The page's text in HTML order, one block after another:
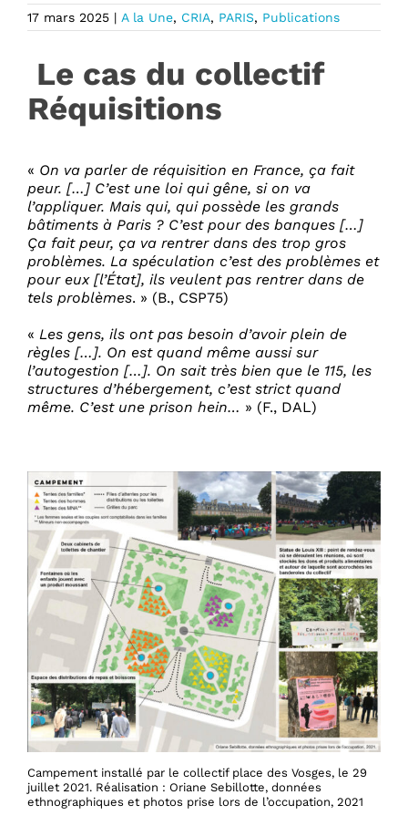
17 mars 2025 | A la Une, CRIA, PARIS, Publications
Le cas du collectif
Réquisitions
« On va parler de réquisition en France, ça fait
peur. […] C’est une loi qui gêne, si on va
l’appliquer. Mais qui, qui possède les grands
bâtiments à Paris ? C’est pour des banques […]
Ça fait peur, ça va rentrer dans des trop gros
problèmes. La spéculation c’est des problèmes et
pour eux [l’État], ils veulent pas rentrer dans de
tels problèmes. » (B., CSP75)
« Les gens, ils ont pas besoin d’avoir plein de
règles […]. On est quand même aussi sur
l’autogestion […]. On sait très bien que le 115, les
structures d’hébergement, c’est strict quand
même. C’est une prison hein… » (F., DAL)
Campement installé par le collectif place des Vosges, le 29
juillet 2021. Réalisation : Oriane Sebillotte, données
ethnographiques et photos prise lors de l’occupation, 2021